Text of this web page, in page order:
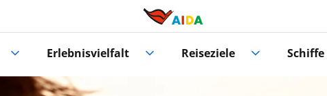
Erlebnisvielfalt Reiseziele Schiffe